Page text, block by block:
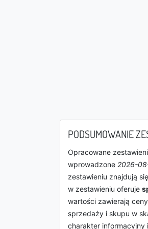
PODSUMOWANIE
Opracowane
wprowadzone 2026-
zestawieniu znajdują
w zestawieniu oferuje
wartości zawierają
sprzedaży i skupu w
charakter informacyjny